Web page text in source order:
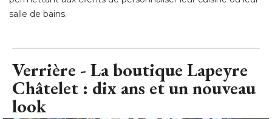
salle de bains.
Verrière - La boutique Lapeyre
Châtelet : dix ans et un nouveau
look